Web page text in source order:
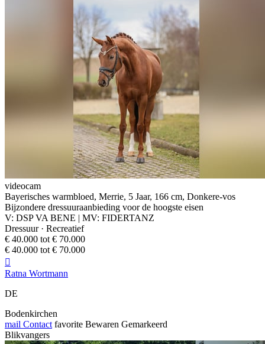
videocam
Bayerisches warmbloed, Merrie, 5 Jaar, 166 cm, Donkere-vos
Bijzondere dressuuraanbieding voor de hoogste eisen
V: DSP VA BENE | MV: FIDERTANZ
Dressuur · Recreatief
€ 40.000 tot € 70.000
€ 40.000 tot € 70.000

Ratna Wortmann
DE
Bodenkirchen
mail Contact favorite Bewaren Gemarkeerd
Blikvangers